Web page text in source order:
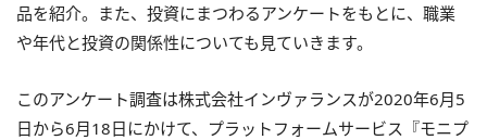
品を紹介。また、投資にまつわるアンケートをもとに、職業
や年代と投資の関係性についても見ていきます。
このアンケート調査は株式会社インヴァランスが2020年6月5
日から6月18日にかけて、プラットフォームサービス『モニプ